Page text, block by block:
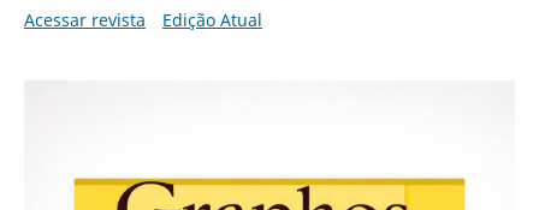
Acessar revista
Edição Atual